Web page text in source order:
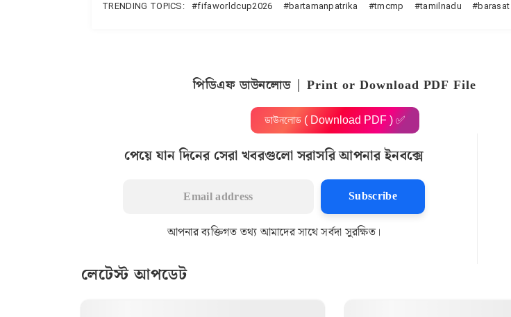
TRENDING TOPICS: fifaworldcup2026 bartamanpatrika tmcmp tamilnadu barasat
পিডিএফ ডাউনলোড | Print or Download PDF File
ডাউনলোড ( Download PDF ) ✅
পেয়ে যান দিনের সেরা খবরগুলো সরাসরি আপনার ইনবক্সে
Subscribe
আপনার ব্যক্তিগত তথ্য আমাদের সাথে সর্বদা সুরক্ষিত।
লেটেস্ট আপডেট